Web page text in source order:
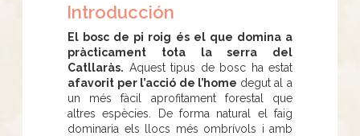
Introducción
El bosc de pi roig és el que domina a
pràcticament tota la serra del
Catllaràs. Aquest tipus de bosc ha estat
afavorit per l’acció de l’home degut al a
un més fàcil aprofitament forestal que
altres espècies. De forma natural el faig
dominaria els llocs més ombrívols i amb